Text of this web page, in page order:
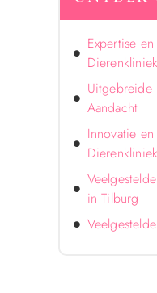
Expertise
Dierenkliniek
Uitgebreide
Aandacht
Innovatie
Dierenkliniek
in Tilburg